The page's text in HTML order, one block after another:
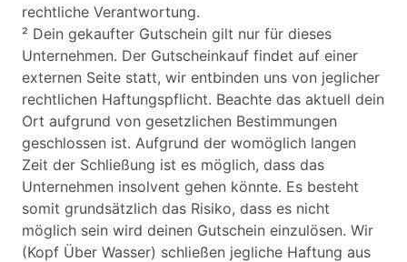
rechtliche Verantwortung.
² Dein gekaufter Gutschein gilt nur für dieses
Unternehmen. Der Gutscheinkauf findet auf einer
externen Seite statt, wir entbinden uns von jeglicher
rechtlichen Haftungspflicht. Beachte das aktuell dein
Ort aufgrund von gesetzlichen Bestimmungen
geschlossen ist. Aufgrund der womöglich langen
Zeit der Schließung ist es möglich, dass das
Unternehmen insolvent gehen könnte. Es besteht
somit grundsätzlich das Risiko, dass es nicht
möglich sein wird deinen Gutschein einzulösen. Wir
(Kopf Über Wasser) schließen jegliche Haftung aus